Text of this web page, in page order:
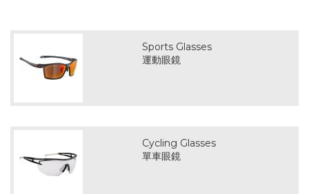
Sports Glasses
運動眼鏡
Cycling Glasses
單車眼鏡